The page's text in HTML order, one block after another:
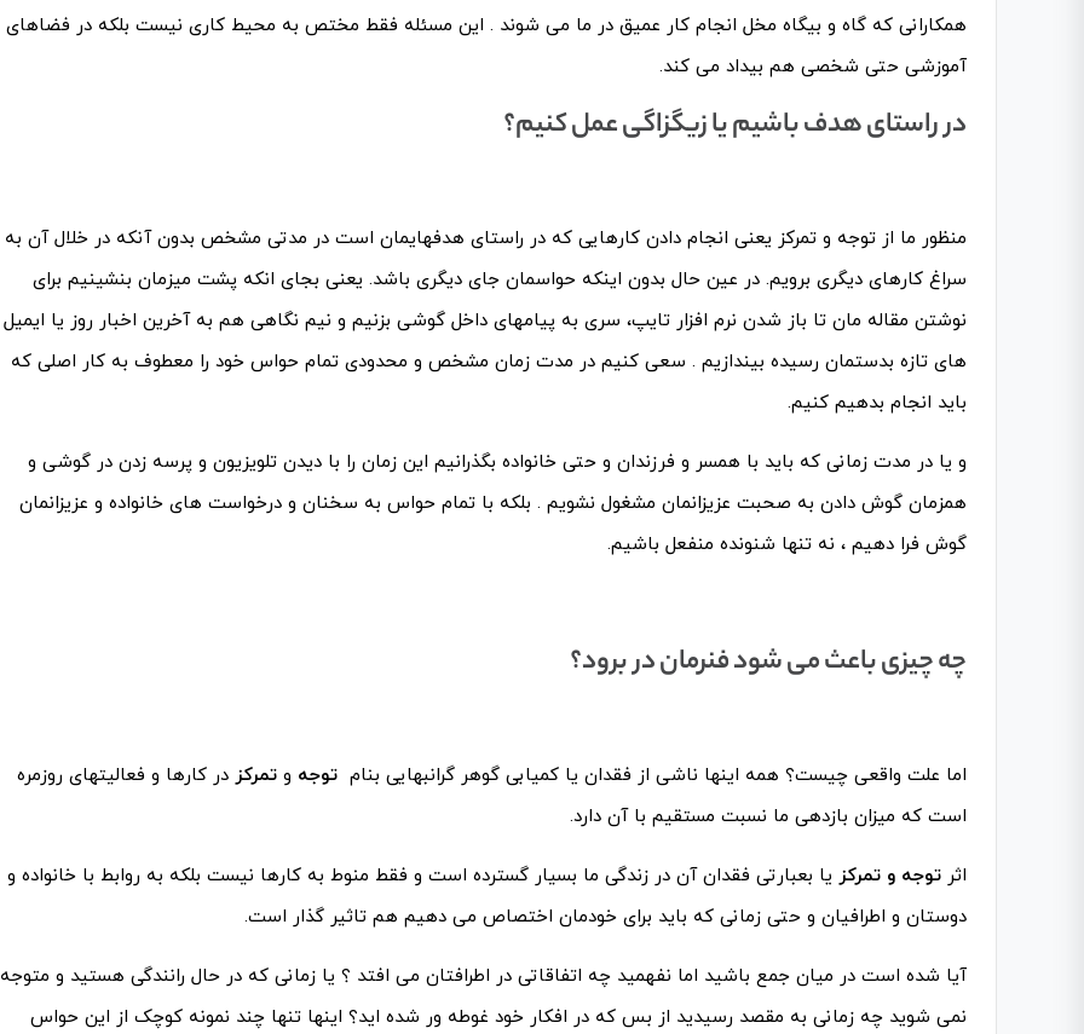
همکارانی که گاه و بیگاه مخل انجام کار عمیق در ما می شوند . این مسئله فقط مختص به محیط کاری نیست بلکه در فضاهای
آموزشی حتی شخصی هم بیداد می کند.
در راستای هدف باشیم یا زیگزاگی عمل کنیم؟
منظور ما از توجه و تمرکز یعنی انجام دادن کارهایی که در راستای هدفهایمان است در مدتی مشخص بدون آنکه در خلال آن به
سراغ کارهای دیگری برویم. در عین حال بدون اینکه حواسمان جای دیگری باشد. یعنی بجای انکه پشت میزمان بنشینیم برای
نوشتن مقاله مان تا باز شدن نرم افزار تایپ، سری به پیامهای داخل گوشی بزنیم و نیم نگاهی هم به آخرین اخبار روز یا ایمیل
های تازه بدستمان رسیده بیندازیم . سعی کنیم در مدت زمان مشخص و محدودی تمام حواس خود را معطوف به کار اصلی که
باید انجام بدهیم کنیم.
و یا در مدت زمانی که باید با همسر و فرزندان و حتی خانواده بگذرانیم این زمان را با دیدن تلویزیون و پرسه زدن در گوشی و
همزمان گوش دادن به صحبت عزیزانمان مشغول نشویم . بلکه با تمام حواس به سخنان و درخواست های خانواده و عزیزانمان
گوش فرا دهیم ، نه تنها شنونده منفعل باشیم.
چه چیزی باعث می شود فنرمان در برود؟
اما علت واقعی چیست؟ همه اینها ناشی از فقدان یا کمیابی گوهر گرانبهایی بنام توجه و تمرکز در کارها و فعالیتهای روزمره
است که میزان بازدهی ما نسبت مستقیم با آن دارد.
اثر توجه و تمرکز یا بعبارتی فقدان آن در زندگی ما بسیار گسترده است و فقط منوط به کارها نیست بلکه به روابط با خانواده و
دوستان و اطرافیان و حتی زمانی که باید برای خودمان اختصاص می دهیم هم تاثیر گذار است.
آیا شده است در میان جمع باشید اما نفهمید چه اتفاقاتی در اطرافتان می افتد ؟ یا زمانی که در حال رانندگی هستید و متوجه
نمی شوید چه زمانی به مقصد رسیدید از بس که در افکار خود غوطه ور شده اید؟ اینها تنها چند نمونه کوچک از این حواس